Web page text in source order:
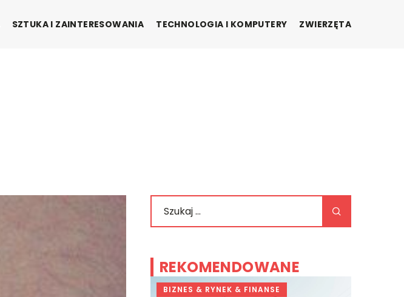
SZTUKA I ZAINTERESOWANIA TECHNOLOGIA I KOMPUTERY ZWIERZĘTA
REKOMENDOWANE
BIZNES & RYNEK & FINANSE